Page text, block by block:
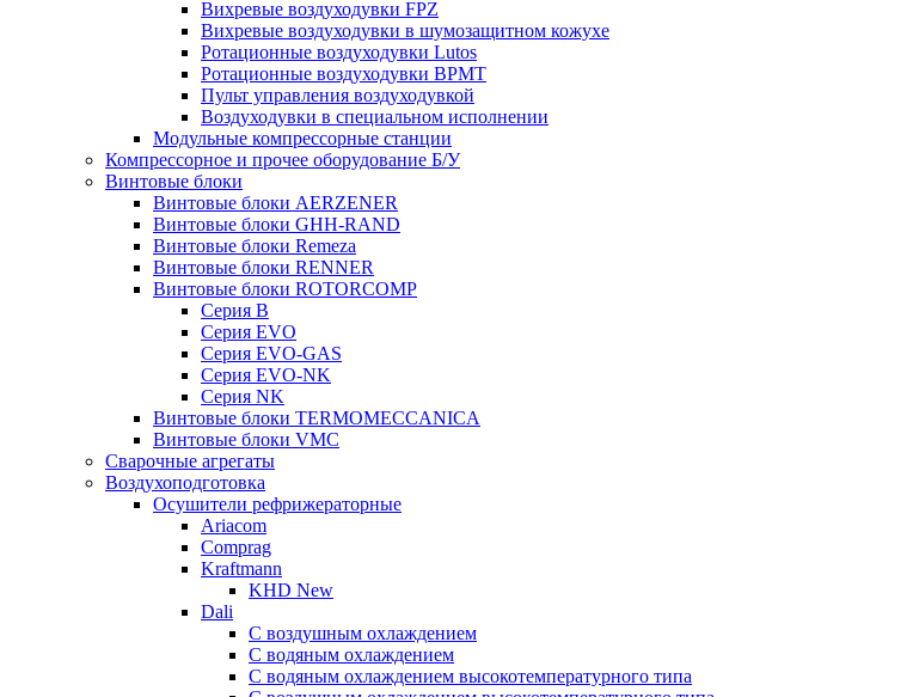
Вихревые воздуходувки FPZ
Вихревые воздуходувки в шумозащитном кожухе
Ротационные воздуходувки Lutos
Ротационные воздуходувки ВРМТ
Пульт управления воздуходувкой
Воздуходувки в специальном исполнении
Модульные компрессорные станции
Компрессорное и прочее оборудование Б/У
Винтовые блоки
Винтовые блоки AERZENER
Винтовые блоки GHH-RAND
Винтовые блоки Remeza
Винтовые блоки RENNER
Винтовые блоки ROTORCOMP
Серия B
Серия EVO
Серия EVO-GAS
Серия EVO-NK
Серия NK
Винтовые блоки TERMOMECCANICA
Винтовые блоки VMC
Сварочные агрегаты
Воздухоподготовка
Осушители рефрижераторные
Ariacom
Comprag
Kraftmann
KHD New
Dali
C воздушным охлаждением
C водяным охлаждением
С водяным охлаждением высокотемпературного типа